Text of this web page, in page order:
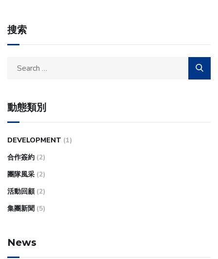
搜索
動態類別
DEVELOPMENT (1)
合作簽約 (2)
團隊風采 (2)
活動回顧 (2)
集團新聞 (5)
News